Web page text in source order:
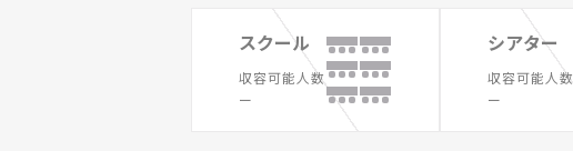
スクール
収容可能人数
ー
シアター
収容可能人数
ー